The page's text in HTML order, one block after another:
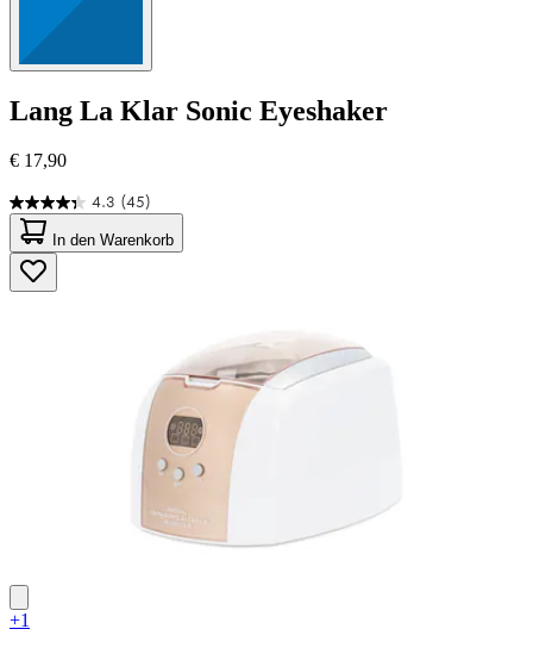
Lang La Klar Sonic Eyeshaker
€ 17,90
4.3 (45)
4.3
von
5
Sternen.
45
In den Warenkorb
+1